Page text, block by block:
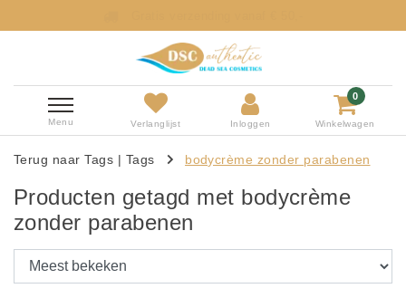
Menu Verlanglijst Inloggen
0
Winkelwagen
Terug naar Tags | Tags bodycrème zonder parabenen
Producten getagd met bodycrème
zonder parabenen